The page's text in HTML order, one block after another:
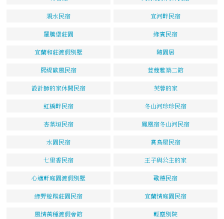
親水民宿 宜河畔民宿
羅騰堡莊園 緣賓民宿
宜蘭和莊渡假別墅 隨園居
熙緹歐風民宿 荳蔻雅築二館
設計師的家休閒民宿 芙蓉的家
虹橋畔民宿 冬山河珍珍民宿
杏葉垣民宿 鳳凰宿冬山河民宿
水園民宿 賞鳥屋民宿
七里香民宿 王子與公主的家
心適軒庭園渡假別墅 歌德民宿
綠野遊蹤莊園民宿 宜蘭情庭園民宿
風情萬種渡假會館 輕塵別院